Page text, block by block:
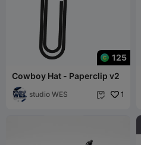
125
Cowboy Hat - Paperclip v2
studio WES  1